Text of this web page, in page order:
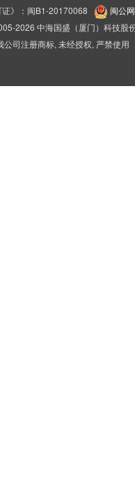
证》：闽B1-20170068
闽公
2026 中海国盛（厦门）科技股
司注册商标, 未经授权, 严禁使用